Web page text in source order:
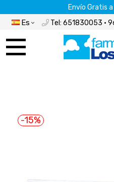
Envío Gratis
Es Tel: 651830053 ·
-15%